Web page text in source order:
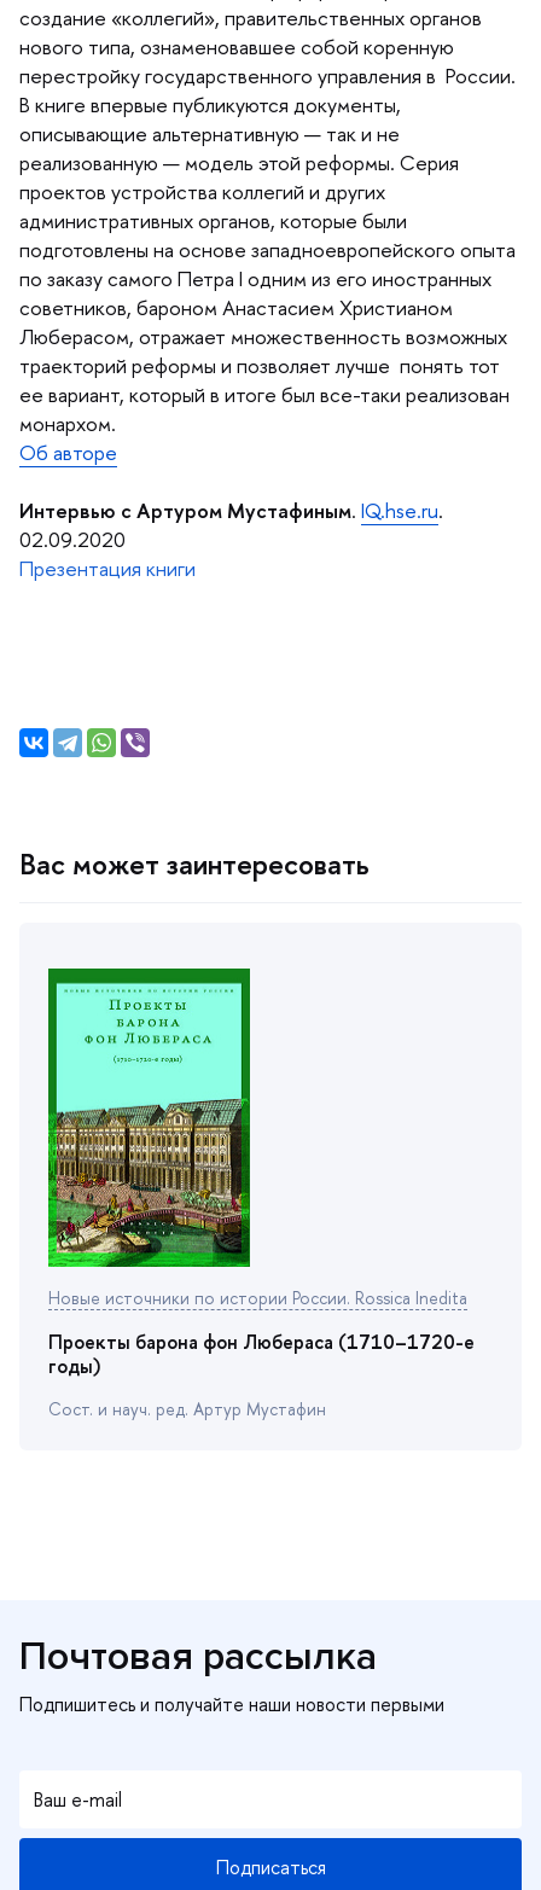
создание «коллегий», правительственных органо
нового типа, ознаменовавшее собой коренную
перестройку государственного управления в России.
книге впервые публикуются документы,
описывающие альтернативную — так и не
реализованную — модель этой реформы. Серия
проектов устройства коллегий и других
административных органов, которые были
подготовлены на основе западноевропейского опыта
по заказу самого Петра I одним из его иностранных
советников, бароном Анастасием Христианом
Люберасом, отражает множественность возможных
траекторий реформы и позволяет лучше понять тот
ее вариант, который в итоге был все-таки реализован
монархом.
Об авторе
Интервью с Артуром Мустафиным. IQ.hse.ru.
02.09.2020
Презентация книги
ас может заинтересовать
Новые источники по истории России. Rossica Inedita
Проекты барона фон Любераса (1710–1720-е
оды)
Сост. и науч. ред. Артур Мустафин
Почтовая рассылка
Подписаться